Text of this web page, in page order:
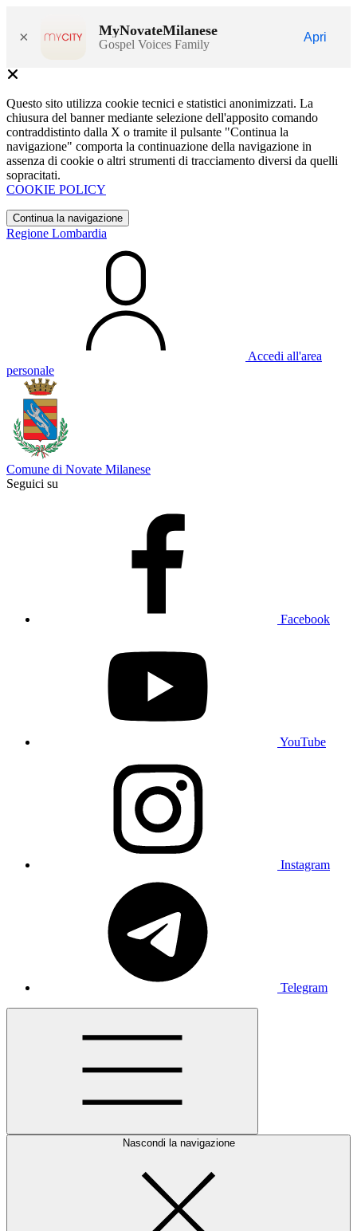
× MyNovateMilanese
Gospel Voices Family
Apri
Questo sito utilizza cookie tecnici e statistici anonimizzati. La
chiusura del banner mediante selezione dell'apposito comando
contraddistinto dalla X o tramite il pulsante "Continua la
navigazione" comporta la continuazione della navigazione in
assenza di cookie o altri strumenti di tracciamento diversi da quelli
sopracitati.
COOKIE POLICY
Continua la navigazione
Regione Lombardia
Accedi all'area
personale
Comune di Novate Milanese
Seguici su
Facebook
YouTube
Instagram
Telegram
Nascondi la navigazione